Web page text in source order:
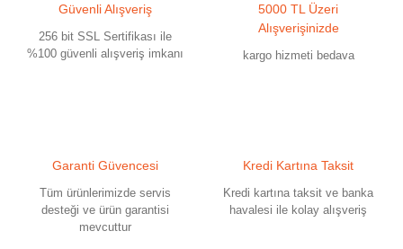
Güvenli Alışveriş
256 bit SSL Sertifikası ile
%100 güvenli alışveriş imkanı
5000 TL Üzeri
Alışverişinizde
kargo hizmeti bedava
Garanti Güvencesi
Tüm ürünlerimizde servis
desteği ve ürün garantisi
mevcuttur
Kredi Kartına Taksit
Kredi kartına taksit ve banka
havalesi ile kolay alışveriş